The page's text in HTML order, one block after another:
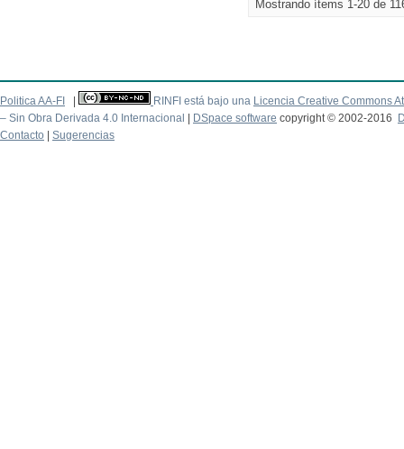
Mostrando ítems 1-20 de
Politica AA-FI RINFI está bajo una Licencia Creative Commons
– Sin Obra Derivada 4.0 Internacional
DSpace software copyright © 2002-2016
Contacto
Sugerencias